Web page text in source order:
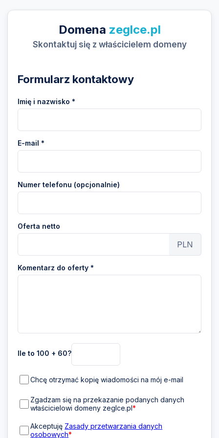
Domena zeglce.pl
Skontaktuj się z właścicielem domeny
Formularz kontaktowy
Imię i nazwisko *
E-mail *
Numer telefonu (opcjonalnie)
Oferta netto
PLN
Komentarz do oferty *
Ile to 100 + 60?
Chcę otrzymać kopię wiadomości na mój e-mail
Zgadzam się na przekazanie podanych danych
właścicielowi domeny zeglce.pl*
Akceptuję Zasady przetwarzania danych
osobowych*